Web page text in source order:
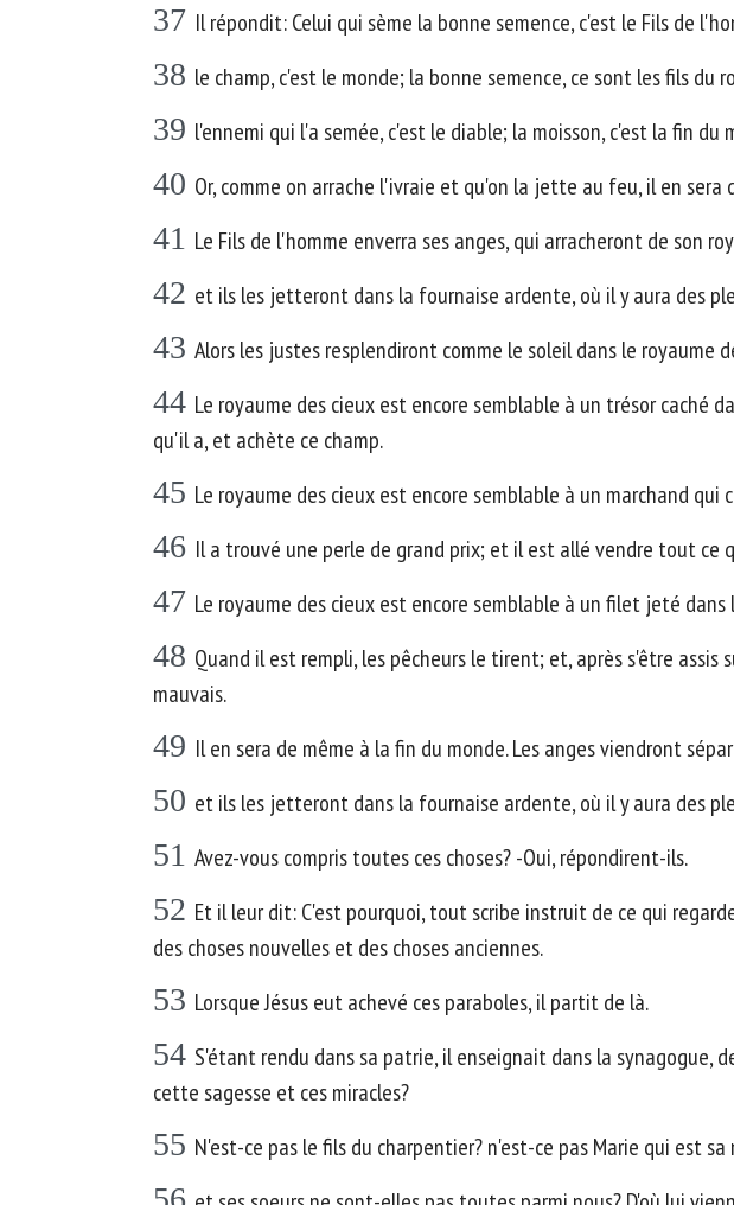
37 Il répondit: Celui qui sème la bonne semence, c'est le Fils de
38 le champ, c'est le monde; la bonne semence, ce sont les fils du
39 l'ennemi qui l'a semée, c'est le diable; la moisson, c'est la fin du
40 Or, comme on arrache l'ivraie et qu'on la jette au feu, il en sera
41 Le Fils de l'homme enverra ses anges, qui arracheront de son
42 et ils les jetteront dans la fournaise ardente, où il y aura des
43 Alors les justes resplendiront comme le soleil dans le royaume
44 Le royaume des cieux est encore semblable à un trésor caché
qu'il a, et achète ce champ.
45 Le royaume des cieux est encore semblable à un marchand qui
46 Il a trouvé une perle de grand prix; et il est allé vendre tout ce
47 Le royaume des cieux est encore semblable à un filet jeté
48 Quand il est rempli, les pêcheurs le tirent; et, après s'être
mauvais.
49 Il en sera de même à la fin du monde. Les anges viendront
50 et ils les jetteront dans la fournaise ardente, où il y aura des
51 Avez-vous compris toutes ces choses? -Oui, répondirent-ils.
52 Et il leur dit: C'est pourquoi, tout scribe instruit de ce qui
des choses nouvelles et des choses anciennes.
53 Lorsque Jésus eut achevé ces paraboles, il partit de là.
54 S'étant rendu dans sa patrie, il enseignait dans la
cette sagesse et ces miracles?
55 N'est-ce pas le fils du charpentier? n'est-ce pas Marie qui est